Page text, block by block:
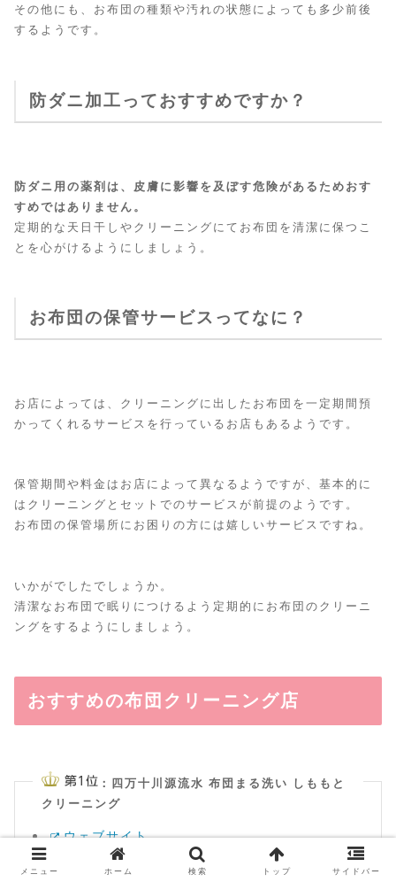
その他にも、お布団の種類や汚れの状態によっても多少前後
するようです。
防ダニ加工っておすすめですか？
防ダニ用の薬剤は、皮膚に影響を及ぼす危険があるためおす
すめではありません。
定期的な天日干しやクリーニングにてお布団を清潔に保つこ
とを心がけるようにしましょう。
お布団の保管サービスってなに？
お店によっては、クリーニングに出したお布団を一定期間預
かってくれるサービスを行っているお店もあるようです。
保管期間や料金はお店によって異なるようですが、基本的に
はクリーニングとセットでのサービスが前提のようです。
お布団の保管場所にお困りの方には嬉しいサービスですね。
いかがでしたでしょうか。
清潔なお布団で眠りにつけるよう定期的にお布団のクリーニ
ングをするようにしましょう。
おすすめの布団クリーニング店
：四万十川源流水 布団まる洗い しももと
クリーニング
ウェブサイト
料金（1枚）：8,800円（税別）
メニュー ホーム 検索 トップ サイドバー